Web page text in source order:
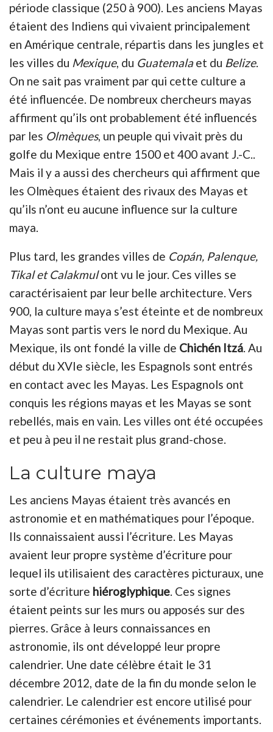
période classique (250 à 900). Les anciens Mayas
étaient des Indiens qui vivaient principalement
en Amérique centrale, répartis dans les jungles et
les villes du Mexique, du Guatemalaet du Belize.
On ne sait pas vraiment par qui cette culture a
été influencée. De nombreux chercheurs mayas
affirment qu’ils ont probablement été influencés
par les Olmèques, un peuple qui vivait près du
golfe du Mexique entre 1500 et 400 avant J.-C..
Mais il y a aussi des chercheurs qui affirment que
les Olmèques étaient des rivaux des Mayas et
qu’ils n’ont eu aucune influence sur la culture
maya.
Plus tard, les grandes villes de Copán, Palenque,
Tikal et Calakmulont vu le jour. Ces villes se
caractérisaient par leur belle architecture. Vers
900, la culture maya s’est éteinte et de nombreux
Mayas sont partis vers le nord du Mexique. Au
Mexique, ils ont fondé la ville de Chichén Itzá. Au
début du XVIe siècle, les Espagnols sont entrés
en contact avec les Mayas. Les Espagnols ont
conquis les régions mayas et les Mayas se sont
rebellés, mais en vain. Les villes ont été occupées
et peu à peu il ne restait plus grand-chose.
La culture maya
Les anciens Mayas étaient très avancés en
astronomie et en mathématiques pour l’époque.
Ils connaissaient aussi l’écriture. Les Mayas
avaient leur propre système d’écriture pour
lequel ils utilisaient des caractères picturaux, une
sorte d’écriture hiéroglyphique. Ces signes
étaient peints sur les murs ou apposés sur des
pierres. Grâce à leurs connaissances en
astronomie, ils ont développé leur propre
calendrier. Une date célèbre était le 31
décembre 2012, date de la fin du monde selon le
calendrier. Le calendrier est encore utilisé pour
certaines cérémonies et événements importants.